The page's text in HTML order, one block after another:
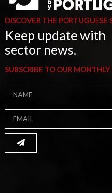
DISCOVER THE PORTUGUESE
Keep update with
sector news.
SUBSCRIBE TO OUR